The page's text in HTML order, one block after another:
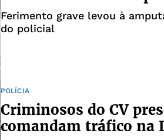
Ferimento grave levou à
do policial
POLÍCIA
Criminosos do CV
comandam tráfico na